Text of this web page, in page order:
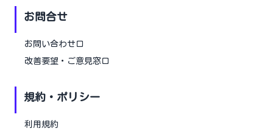
お問合せ
お問い合わせ口
改善要望・ご意見窓口
規約・ポリシー
利用規約